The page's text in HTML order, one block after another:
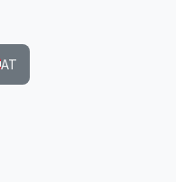
AT